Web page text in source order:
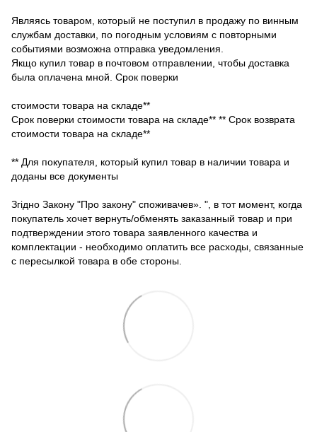
Являясь товаром, который не поступил в продажу по винным
службам доставки, по погодным условиям с повторными
событиями возможна отправка уведомления.
Якщо купил товар в почтовом отправлении, чтобы доставка
была оплачена мной. Срок поверки
стоимости товара на складе**
Срок поверки стоимости товара на складе** ** Срок возврата
стоимости товара на складе**
** Для покупателя, который купил товар в наличии товара и
доданы все документы
Згідно Закону "Про закону" споживачев». ", в тот момент, когда
покупатель хочет вернуть/обменять заказанный товар и при
подтверждении этого товара заявленного качества и
комплектации - необходимо оплатить все расходы, связанные
с пересылкой товара в обе стороны.